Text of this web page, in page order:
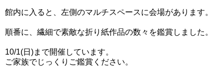
館内に入ると、左側のマルチスペースに会場があります。
順番に、繊細で素敵な折り紙作品の数々を鑑賞しました。
10/1(日)まで開催しています。
ご家族でじっくりご鑑賞ください。